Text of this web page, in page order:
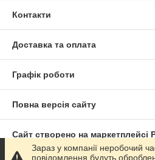
Контакти
Доставка та оплата
Графік роботи
Повна версія сайту
Сайт створено на маркетплейсі
Зараз у компанії неробочий
повідомлення будуть